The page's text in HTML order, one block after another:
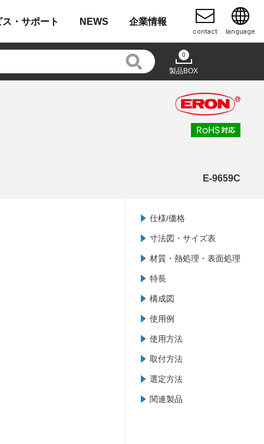
・ サポート NEWS 企業情報
contact language
0
製品BOX
E-9659C
仕様/価格
寸法図・サイズ表
材質・熱処理・表面処理
特長
構成図
使用例
使用方法
取付方法
選定方法
関連製品